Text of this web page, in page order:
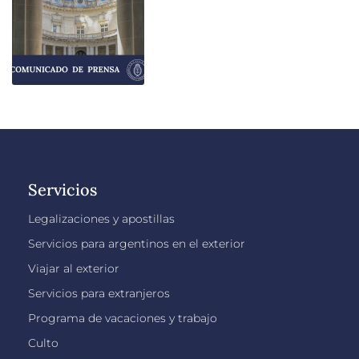
Servicios
Legalizaciones y apostillas
Servicios para argentinos en el exterior
Viajar al exterior
Servicios para extranjeros
Programa de vacaciones y trabajo
Culto